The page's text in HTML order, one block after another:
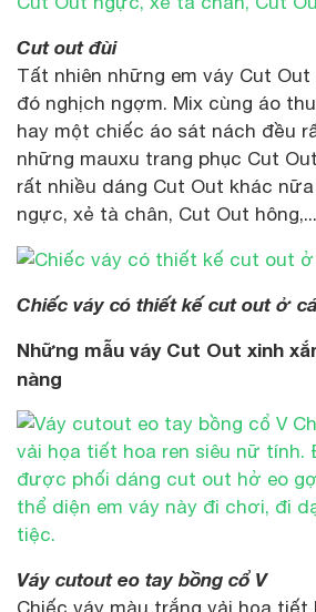
Cut out đùi
Tất nhiên những em váy Cut
đó nghịch ngợm. Mix cùng áo
hay một chiếc áo sát nách đều
những mauxu trang phục Cut
rất nhiều dáng Cut Out khác
ngực, xẻ tà chân, Cut Out hông,...
Chiếc váy có thiết kế cut out ở
Những mẫu váy Cut Out xinh
nàng
Váy cutout eo tay bồng cổ V
Chiếc váy màu trắng vải họa tiết